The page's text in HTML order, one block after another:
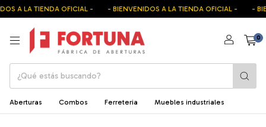
A LA TIENDA OFICIAL - - BIENVENIDOS A LA TIENDA OFICIAL - -
0
Aberturas Combos Ferreteria Muebles industriales